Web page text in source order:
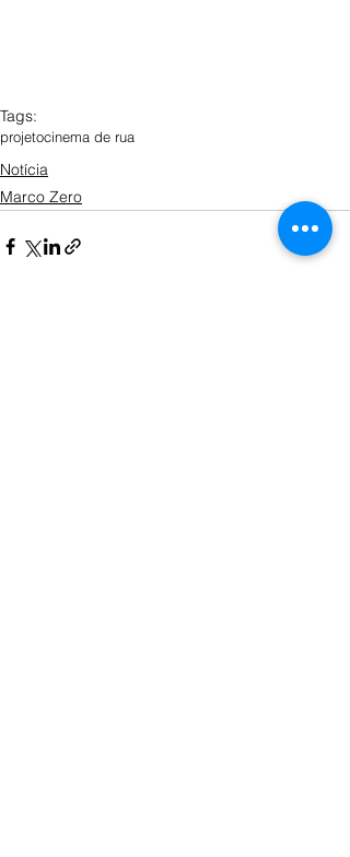
Tags:
projetocinema de rua
Notícia
Marco Zero